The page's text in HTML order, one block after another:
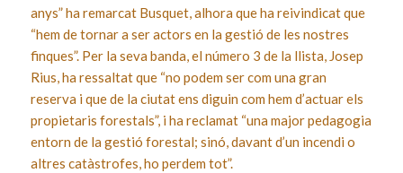
anys” ha remarcat Busquet, alhora que ha reivindicat que
“hem de tornar a ser actors en la gestió de les nostres
finques”. Per la seva banda, el número 3 de la llista, Josep
Rius, ha ressaltat que “no podem ser com una gran
reserva i que de la ciutat ens diguin com hem d’actuar els
propietaris forestals”, i ha reclamat “una major pedagogia
entorn de la gestió forestal; sinó, davant d’un incendi o
altres catàstrofes, ho perdem tot”.